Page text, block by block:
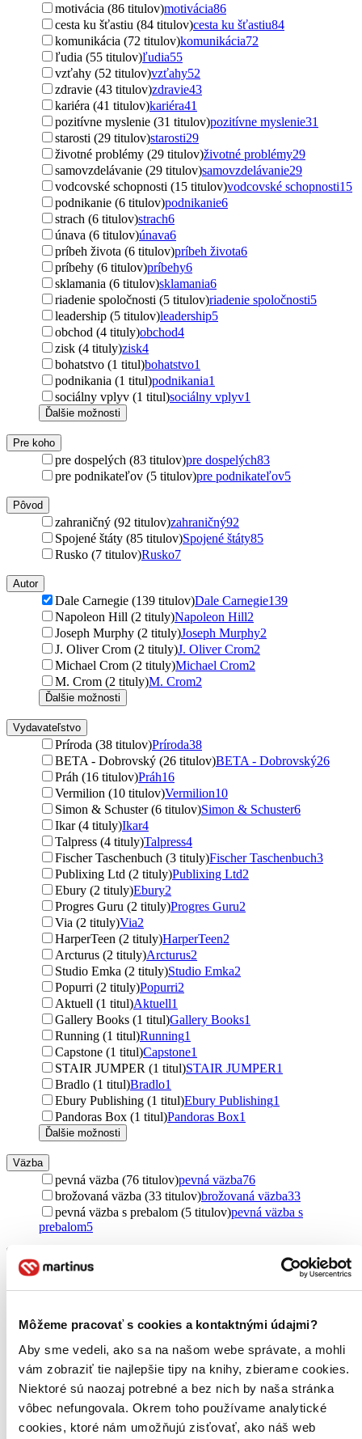
Môžeme pracovať s cookies a kontaktnými údajmi?
Aby sme vedeli, ako sa na našom webe správate, a mohli
vám zobraziť tie najlepšie tipy na knihy, zbierame cookies.
Niektoré sú naozaj potrebné a bez nich by naša stránka
vôbec nefungovala. Okrem toho používame analytické
cookies, ktoré nám umožňujú zisťovať, ako náš web
motivácia (86 titulov)motivácia86
cesta ku šťastiu (84 titulov)cesta ku šťastiu84
komunikácia (72 titulov)komunikácia72
ľudia (55 titulov)ľudia55
vzťahy (52 titulov)vzťahy52
zdravie (43 titulov)zdravie43
kariéra (41 titulov)kariéra41
pozitívne myslenie (31 titulov)pozitívne myslenie31
starosti (29 titulov)starosti29
životné problémy (29 titulov)životné problémy29
samovzdelávanie (29 titulov)samovzdelávanie29
vodcovské schopnosti (15 titulov)vodcovské schopnosti15
podnikanie (6 titulov)podnikanie6
strach (6 titulov)strach6
únava (6 titulov)únava6
príbeh života (6 titulov)príbeh života6
príbehy (6 titulov)príbehy6
sklamania (6 titulov)sklamania6
riadenie spoločnosti (5 titulov)riadenie spoločnosti5
leadership (5 titulov)leadership5
obchod (4 tituly)obchod4
zisk (4 tituly)zisk4
bohatstvo (1 titul)bohatstvo1
podnikania (1 titul)podnikania1
sociálny vplyv (1 titul)sociálny vplyv1
Ďalšie možnosti
Pre koho
pre dospelých (83 titulov)pre dospelých83
pre podnikateľov (5 titulov)pre podnikateľov5
Pôvod
zahraničný (92 titulov)zahraničný92
Spojené štáty (85 titulov)Spojené štáty85
Rusko (7 titulov)Rusko7
Autor
Dale Carnegie (139 titulov)Dale Carnegie139
Napoleon Hill (2 tituly)Napoleon Hill2
Joseph Murphy (2 tituly)Joseph Murphy2
J. Oliver Crom (2 tituly)J. Oliver Crom2
Michael Crom (2 tituly)Michael Crom2
M. Crom (2 tituly)M. Crom2
Ďalšie možnosti
Vydavateľstvo
Príroda (38 titulov)Príroda38
BETA - Dobrovský (26 titulov)BETA - Dobrovský26
Práh (16 titulov)Práh16
Vermilion (10 titulov)Vermilion10
Simon & Schuster (6 titulov)Simon & Schuster6
Ikar (4 tituly)Ikar4
Talpress (4 tituly)Talpress4
Fischer Taschenbuch (3 tituly)Fischer Taschenbuch3
Publixing Ltd (2 tituly)Publixing Ltd2
Ebury (2 tituly)Ebury2
Progres Guru (2 tituly)Progres Guru2
Via (2 tituly)Via2
HarperTeen (2 tituly)HarperTeen2
Arcturus (2 tituly)Arcturus2
Studio Emka (2 tituly)Studio Emka2
Popurri (2 tituly)Popurri2
Aktuell (1 titul)Aktuell1
Gallery Books (1 titul)Gallery Books1
Running (1 titul)Running1
Capstone (1 titul)Capstone1
STAIR JUMPER (1 titul)STAIR JUMPER1
Bradlo (1 titul)Bradlo1
Ebury Publishing (1 titul)Ebury Publishing1
Pandoras Box (1 titul)Pandoras Box1
Ďalšie možnosti
Väzba
pevná väzba (76 titulov)pevná väzba76
brožovaná väzba (33 titulov)brožovaná väzba33
pevná väzba s prebalom (5 titulov)pevná väzba s
prebalom5
E-kniha: EPUB (17 titulov)
17
E-kniha: MOBI (12 titulov)E-kniha: MOBI12
E-kniha: EPUB (Adobe DRM) (5 titulov) E-kniha: EPUB
(Adobe DRM)
Audiokniha: MP3 (4 tituly)Audiokniha: MP34
Ďalšie možnosti
Zoradiť